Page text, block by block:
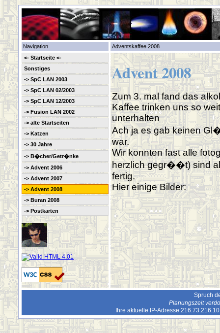
Navigation
Adventskaffee 2008
<- Startseite <-
Sonstiges
-> SpC LAN 2003
-> SpC LAN 02/2003
-> SpC LAN 12/2003
-> Fusion LAN 2002
-> alte Startseiten
-> Katzen
-> 30 Jahre
-> B�cher/Getr�nke
-> Advent 2006
-> Advent 2007
-> Advent 2008
-> Buran 2008
-> Postkarten
Advent 2008
Zum 3. mal fand das
Kaffee trinken uns so
unterhalten
Ach ja es gab keinen
war.
Wir konnten fast alle
herzlich gegr��t) sind
fertig.
Hier einige Bilder:
Spruch
Planungszeit
Ihre aktuelle IP-